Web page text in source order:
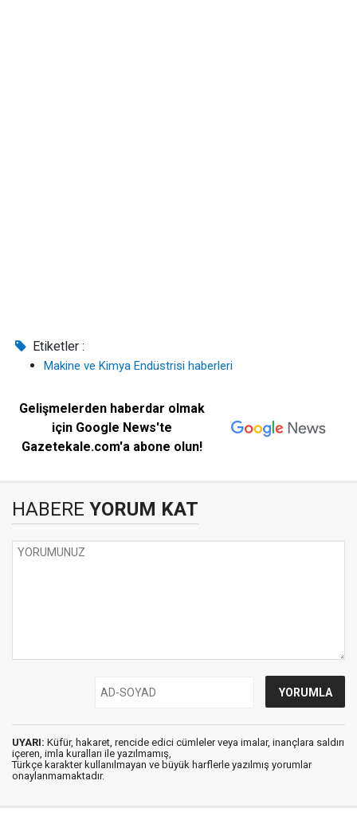
Etiketler :
Makine ve Kimya Endüstrisi haberleri
Gelişmelerden haberdar olmak
için Google News'te
Gazetekale.com'a abone olun!
HABERE YORUM KAT
UYARI: Küfür, hakaret, rencide edici cümleler veya imalar, inançlara saldırı
içeren, imla kuralları ile yazılmamış,
Türkçe karakter kullanılmayan ve büyük harflerle yazılmış yorumlar
onaylanmamaktadır.